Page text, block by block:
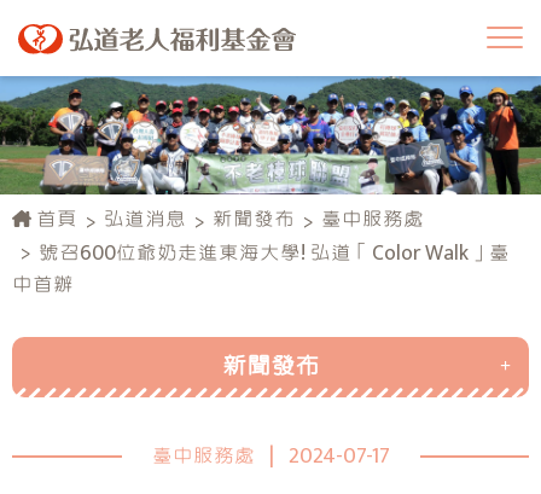
首頁 弘道消息 新聞發布
臺中服務處
號召600位爺奶走進東海大學! 弘道「Color Walk」臺
中首辦
新聞發布
臺中服務處 2024-07-17